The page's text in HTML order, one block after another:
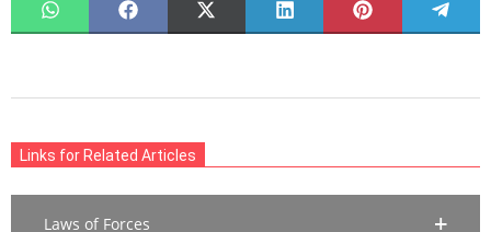
SHARE
ON
WHATSAPP
SHARE
ON
FACEBOOK
SHARE
ON
LINKEDIN
SHARE
ON
PINTEREST
16Links for Related Articles
Laws of Forces